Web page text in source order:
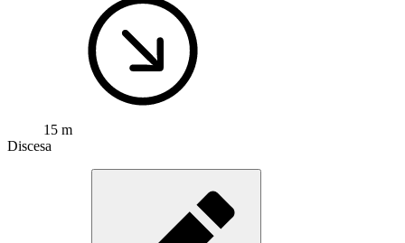
15 m
Discesa